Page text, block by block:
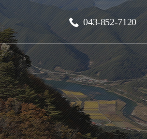
043-852-7120